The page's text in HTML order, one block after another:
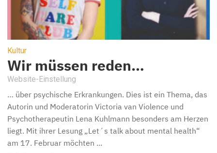
Kultur
Wir müssen reden…
Website-Einstellung
… über psychische Erkrankungen. Dies ist ein Thema, das
Autorin und Moderatorin Victoria van Violence und
Psychotherapeutin Lena Kuhlmann besonders am Herzen
liegt. Mit ihrer Lesung „Let´s talk about mental health“
am 17. Februar möchten ...